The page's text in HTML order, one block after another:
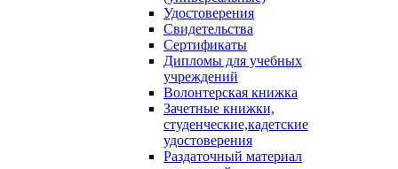
Удостоверения
Свидетельства
Сертификаты
Дипломы для учебных
учреждений
Волонтерская книжка
Зачетные книжки,
студенческие,кадетские
удостоверения
Раздаточный материал